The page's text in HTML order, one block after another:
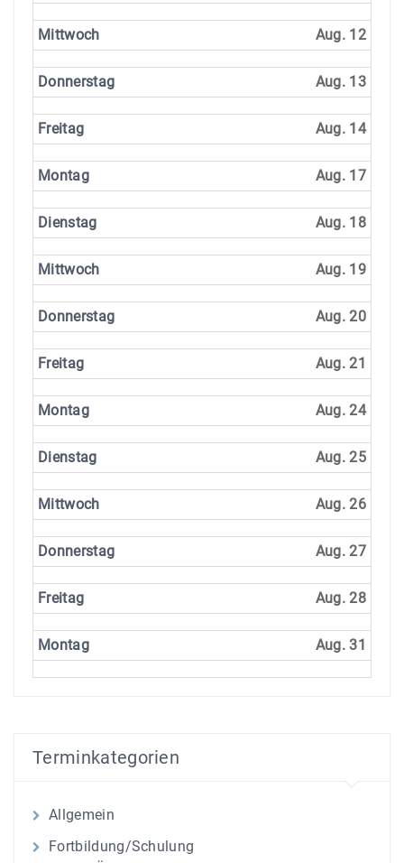
Mittwoch Aug. 12
Donnerstag Aug. 13
Freitag Aug. 14
Montag Aug. 17
Dienstag Aug. 18
Mittwoch Aug. 19
Donnerstag Aug. 20
Freitag Aug. 21
Montag Aug. 24
Dienstag Aug. 25
Mittwoch Aug. 26
Donnerstag Aug. 27
Freitag Aug. 28
Montag Aug. 31
Terminkategorien
Allgemein
Fortbildung/Schulung